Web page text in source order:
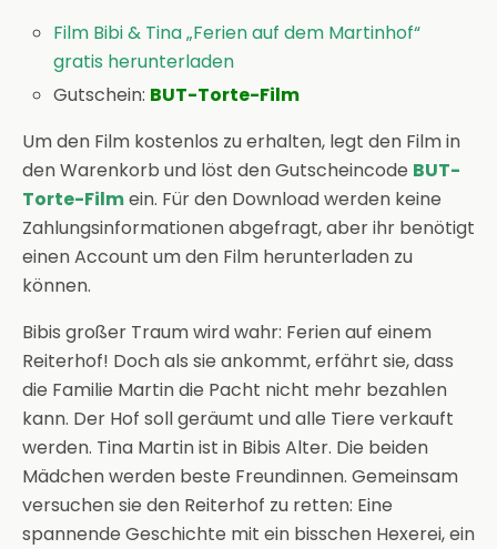
Film Bibi & Tina „Ferien auf dem Martinhof“
gratis herunterladen
Gutschein: BUT-Torte-Film
Um den Film kostenlos zu erhalten, legt den Film in
den Warenkorb und löst den Gutscheincode BUT-
Torte-Filmein. Für den Download werden keine
Zahlungsinformationen abgefragt, aber ihr benötigt
einen Account um den Film herunterladen zu
können.
Bibis großer Traum wird wahr: Ferien auf einem
Reiterhof! Doch als sie ankommt, erfährt sie, dass
die Familie Martin die Pacht nicht mehr bezahlen
kann. Der Hof soll geräumt und alle Tiere verkauft
werden. Tina Martin ist in Bibis Alter. Die beiden
Mädchen werden beste Freundinnen. Gemeinsam
versuchen sie den Reiterhof zu retten: Eine
spannende Geschichte mit ein bisschen Hexerei, ein